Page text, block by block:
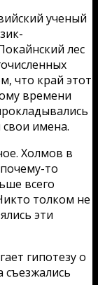
ученый
лес
что край этот
времени
имена.
Холмов в
то
всего
толком не
эти
гипотезу о
съезжались